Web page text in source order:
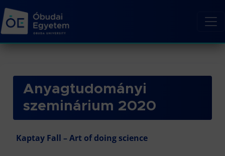
Anyagtudományi
szeminárium 2020
Kaptay Fall – Art of doing science